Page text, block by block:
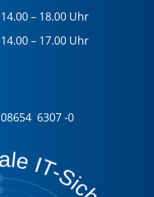
14.00 – 18.00 Uhr
14.00 – 17.00 Uhr
08654 6307 -0